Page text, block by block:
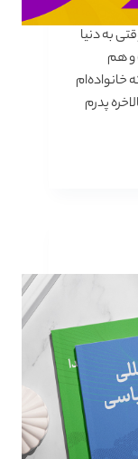
به دنیا
«پسرونه» داشتم (۲۰٪) و هم
که خانواده‌ام
پدرم